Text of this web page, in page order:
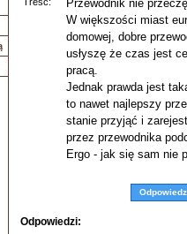
Przewodnik nie
W większości miast
domowej, dobre
usłyszę że czas jest
pracą.
Jednak prawda jest
to nawet najlepszy
stanie przyjąć i
przez przewodnika
Ergo - jak się sam nie
Odpowiedz
Odpowiedzi: